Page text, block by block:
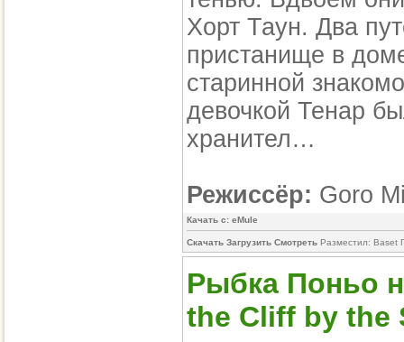
Хорт Таун. Два
пристанище в
старинной
девочкой Тенар
хранител…
Режиссёр: Goro
Качать с: eMule
Скачать Загрузить Смотреть Разместил: Baset
Рыбка Поньо
the Cliff by the